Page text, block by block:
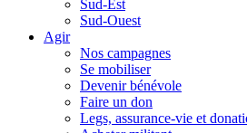
Sud-Est
Sud-Ouest
Agir
Nos campagnes
Se mobiliser
Devenir bénévole
Faire un don
Legs, assurance-vie et